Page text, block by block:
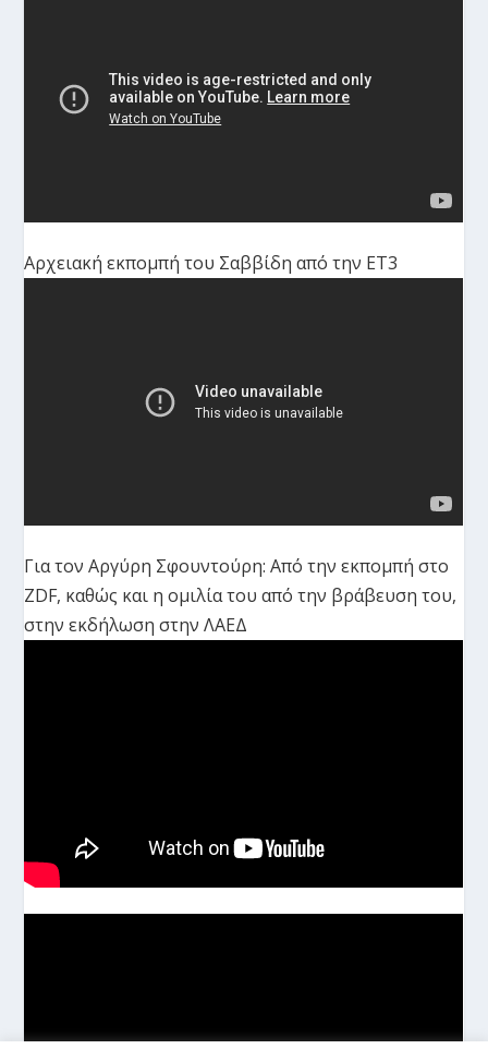
Αρχειακή εκπομπή του Σαββίδη από την ΕΤ3
Για τον Αργύρη Σφουντούρη: Από την εκπομπή στο
ZDF, καθώς και η ομιλία του από την βράβευση του,
στην εκδήλωση στην ΛΑΕΔ